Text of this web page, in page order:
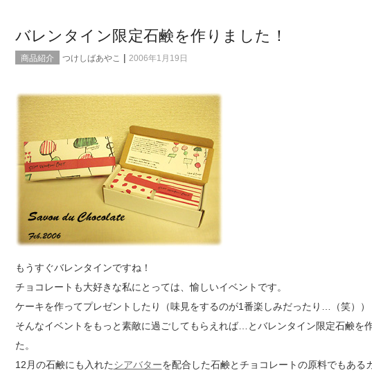
バレンタイン限定石鹸を作りました！
商品紹介 つけしばあやこ | 2006年1月19日
もうすぐバレンタインですね！
チョコレートも大好きな私にとっては、愉しいイベントです。
ケーキを作ってプレゼントしたり（味見をするのが1番楽しみだったり…（笑））
そんなイベントをもっと素敵に過ごしてもらえれば…とバレンタイン限定石鹸を
た。
12月の石鹸にも入れたシアバターを配合した石鹸とチョコレートの原料でもある